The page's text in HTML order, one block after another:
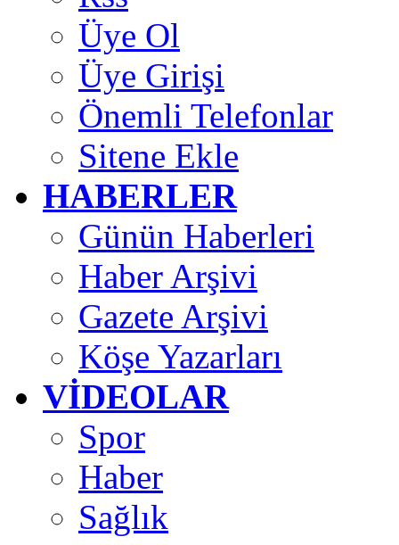
Üye Ol
Üye Girişi
Önemli Telefonlar
Sitene Ekle
HABERLER
Günün Haberleri
Haber Arşivi
Gazete Arşivi
Köşe Yazarları
VİDEOLAR
Spor
Haber
Sağlık